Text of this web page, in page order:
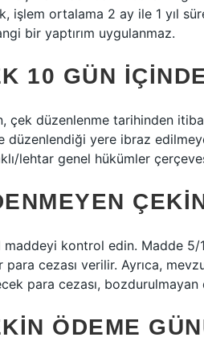
işlem ortalama 2 ay ile 1 yıl
bir yaptırım uygulanmaz.
10 GÜN
çek düzenlenme tarihinden
düzenlendiği yere ibraz
lehtar genel hükümler
maddeyi kontrol edin. Madde 5/
para cezası verilir. Ayrıca,
para cezası,
ÖDEME